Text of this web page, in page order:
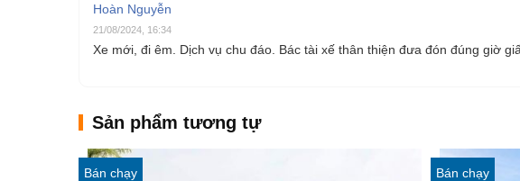
Hoàn Nguyễn
21/08/2024, 16:34
Xe mới, đi êm. Dịch vụ chu đáo. Bác tài xế thân thiện đưa đón đúng giờ
Sản phẩm tương tự
Bán chạy Bán chạy